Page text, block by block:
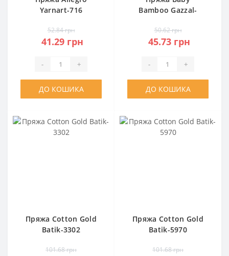
Yarnart-716
52.84 грн
41.29 грн
- +
ДО КОШИКА
Bamboo Gazzal-
50.62 грн
45.73 грн
- +
ДО КОШИКА
Пряжа Cotton Gold
Batik-3302
101.68 грн
Пряжа Cotton Gold
Batik-5970
101.68 грн